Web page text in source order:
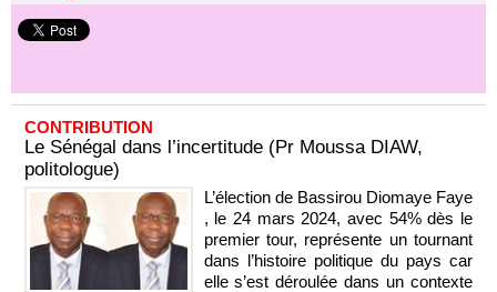
CONTRIBUTION
Le Sénégal dans l’incertitude (Pr Moussa DIAW,
politologue)
L’élection de Bassirou Diomaye Faye
, le 24 mars 2024, avec 54% dès le
premier tour, représente un tournant
dans l’histoire politique du pays car
elle s’est déroulée dans un contexte